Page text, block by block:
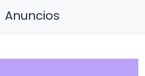
Anuncios